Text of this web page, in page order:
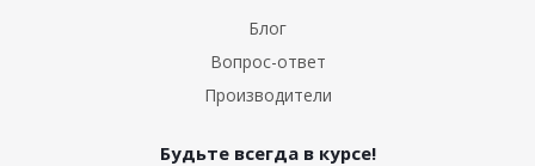
Блог
Вопрос-ответ
Производители
Будьте всегда в курсе!